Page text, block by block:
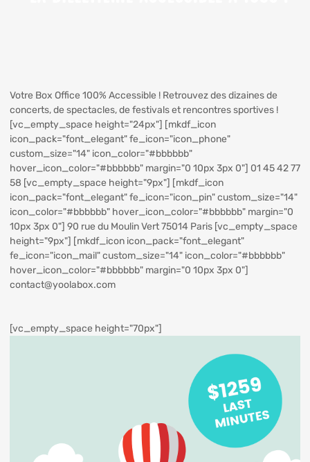
Votre Box Office 100% Accessible ! Retrouvez des dizaines de
concerts, de spectacles, de festivals et rencontres sportives !
[vc_empty_space height="24px"] [mkdf_icon
icon_pack="font_elegant" fe_icon="icon_phone"
custom_size="14" icon_color="#bbbbbb"
hover_icon_color="#bbbbbb" margin="0 10px 3px 0"] 01 45 42 77
58 [vc_empty_space height="9px"] [mkdf_icon
icon_pack="font_elegant" fe_icon="icon_pin" custom_size="14"
icon_color="#bbbbbb" hover_icon_color="#bbbbbb" margin="0
10px 3px 0"] 90 rue du Moulin Vert 75014 Paris [vc_empty_space
height="9px"] [mkdf_icon icon_pack="font_elegant"
fe_icon="icon_mail" custom_size="14" icon_color="#bbbbbb"
hover_icon_color="#bbbbbb" margin="0 10px 3px 0"]
contact@yoolabox.com
[vc_empty_space height="70px"]